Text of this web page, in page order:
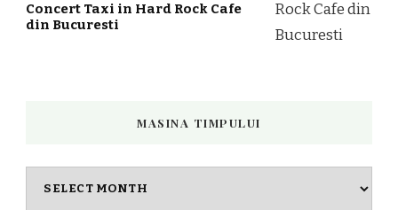
Concert Taxi in Hard Rock Cafe
din Bucuresti
MASINA TIMPULUI